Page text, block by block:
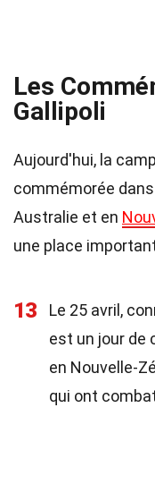
Les
Gallipoli
Aujourd'hui, la
commémorée
Australie et en
une place
13
Le 25 avril,
est un jour de
en Nouvelle-
qui ont